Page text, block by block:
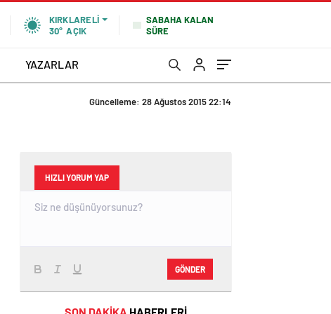
KIRKLARELI
30° AÇIK
SABAHA KALAN
SÜRE
YAZARLAR
Güncelleme: 28 Ağustos 2015 22:14
HIZLI YORUM YAP
GÖNDER